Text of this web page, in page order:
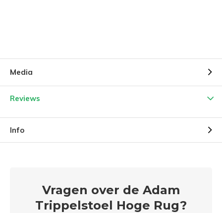
Media
Reviews
Info
Vragen over de Adam
Trippelstoel Hoge Rug?